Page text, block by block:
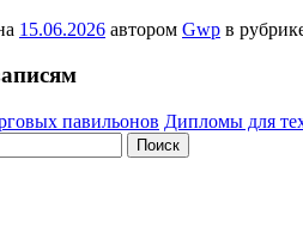
15.06.2026 автором Gwp в
павильонов Дипломы для